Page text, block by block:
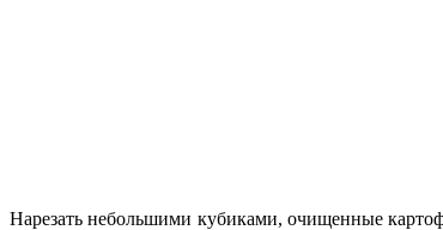
Нарезать небольшими кубиками, очищенные